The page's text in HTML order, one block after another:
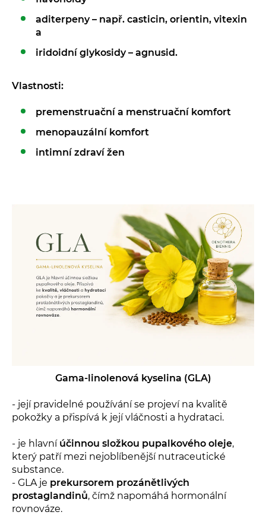
aditerpeny – např. casticin, orientin, vitexin
a
iridoidní glykosidy – agnusid.
Vlastnosti:
premenstruační a menstruační komfort
menopauzální komfort
intimní zdraví žen
Gama-linolenová kyselina (GLA)
- její pravidelné používání se projeví na kvalitě
pokožky a přispívá k její vláčnosti a hydrataci.
- je hlavní účinnou složkou pupalkového oleje,
který patří mezi nejoblíbenější nutraceutické
substance.
- GLA je prekursorem prozánětlivých
prostaglandinů, čímž napomáhá hormonální
rovnováze.